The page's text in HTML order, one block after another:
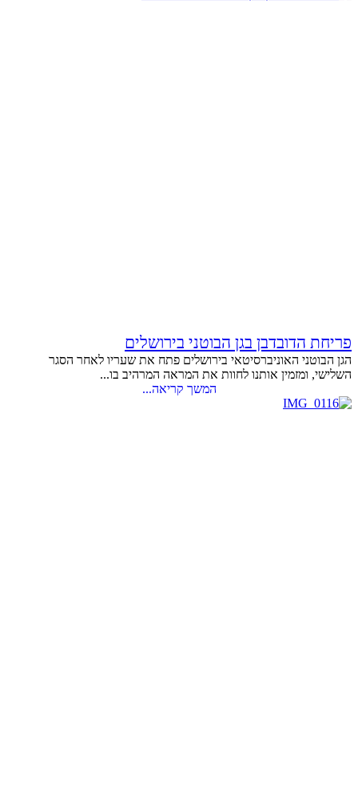
פריחת הדובדבן בגן הבוטני בירושלים
הגן הבוטני האוניברסיטאי בירושלים פתח את שעריו לאחר הסגר
השלישי, ומזמין אותנו לחוות את המראה המרהיב בו...
המשך קריאה...